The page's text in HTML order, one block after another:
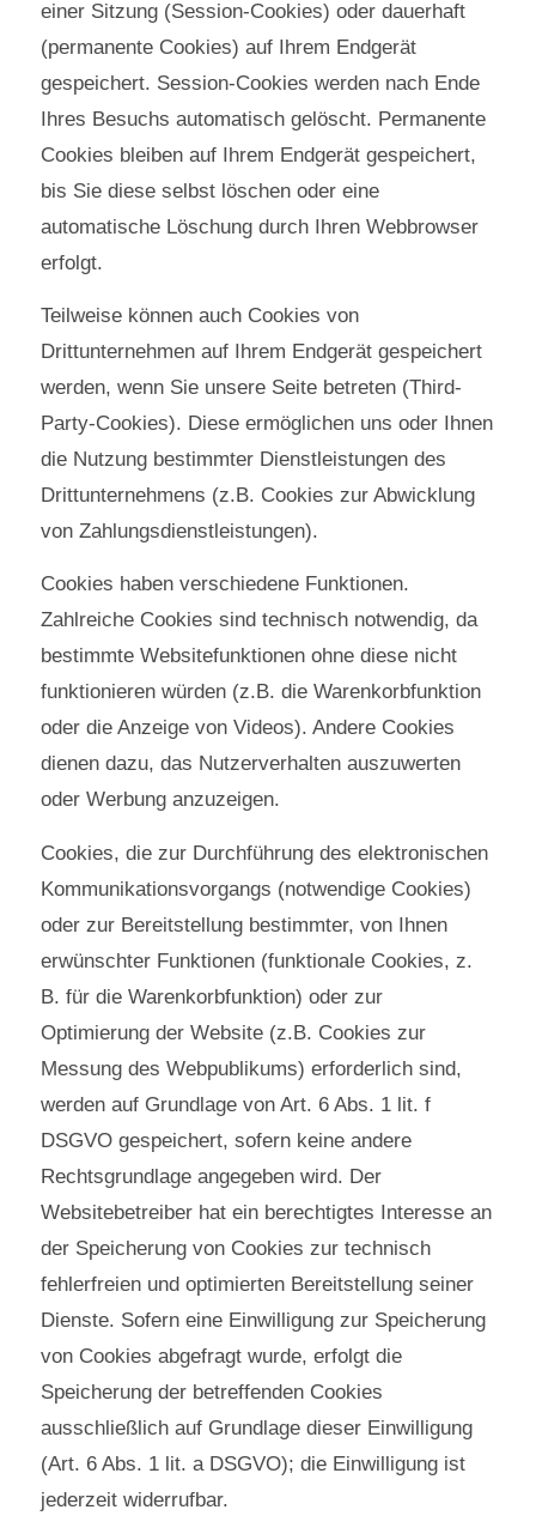
einer Sitzung (Session-Cookies) oder dauerhaft
(permanente Cookies) auf Ihrem Endgerät
gespeichert. Session-Cookies werden nach Ende
Ihres Besuchs automatisch gelöscht. Permanente
Cookies bleiben auf Ihrem Endgerät gespeichert,
bis Sie diese selbst löschen oder eine
automatische Löschung durch Ihren Webbrowser
erfolgt.
Teilweise können auch Cookies von
Drittunternehmen auf Ihrem Endgerät gespeichert
werden, wenn Sie unsere Seite betreten (Third-
Party-Cookies). Diese ermöglichen uns oder Ihnen
die Nutzung bestimmter Dienstleistungen des
Drittunternehmens (z.B. Cookies zur Abwicklung
von Zahlungsdienstleistungen).
Cookies haben verschiedene Funktionen.
Zahlreiche Cookies sind technisch notwendig, da
bestimmte Websitefunktionen ohne diese nicht
funktionieren würden (z.B. die Warenkorbfunktion
oder die Anzeige von Videos). Andere Cookies
dienen dazu, das Nutzerverhalten auszuwerten
oder Werbung anzuzeigen.
Cookies, die zur Durchführung des elektronischen
Kommunikationsvorgangs (notwendige Cookies)
oder zur Bereitstellung bestimmter, von Ihnen
erwünschter Funktionen (funktionale Cookies, z.
B. für die Warenkorbfunktion) oder zur
Optimierung der Website (z.B. Cookies zur
Messung des Webpublikums) erforderlich sind,
werden auf Grundlage von Art. 6 Abs. 1 lit. f
DSGVO gespeichert, sofern keine andere
Rechtsgrundlage angegeben wird. Der
Websitebetreiber hat ein berechtigtes Interesse an
der Speicherung von Cookies zur technisch
fehlerfreien und optimierten Bereitstellung seiner
Dienste. Sofern eine Einwilligung zur Speicherung
von Cookies abgefragt wurde, erfolgt die
Speicherung der betreffenden Cookies
ausschließlich auf Grundlage dieser Einwilligung
(Art. 6 Abs. 1 lit. a DSGVO); die Einwilligung ist
jederzeit widerrufbar.